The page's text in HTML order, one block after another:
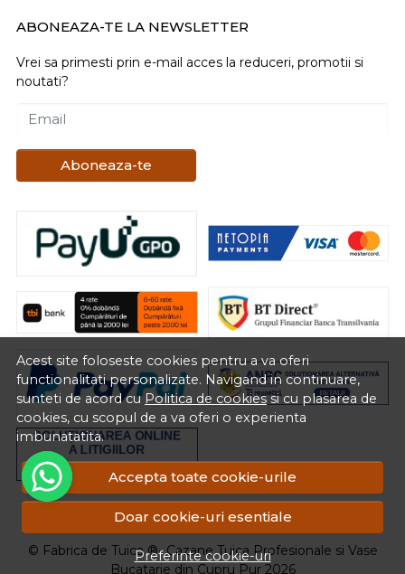
Acest site foloseste cookies pentru a va oferi
functionalitati personalizate. Navigand in continuare,
sunteti de acord cu Politica de cookiessi cu plasarea de
cookies, cu scopul de a va oferi o experienta
imbunatatita.
Accepta toate cookie-urile
Doar cookie-uri esentiale
Preferinte cookie-uri
ABONEAZA-TE LA NEWSLETTER
Vrei sa primesti prin e-mail acces la reduceri, promotii si
noutati?
Email
Aboneaza-te
© Fabrica de Tuica ®- Cazane Tuica Profesionale si Vase
Bucatarie din Cupru Pur 2026